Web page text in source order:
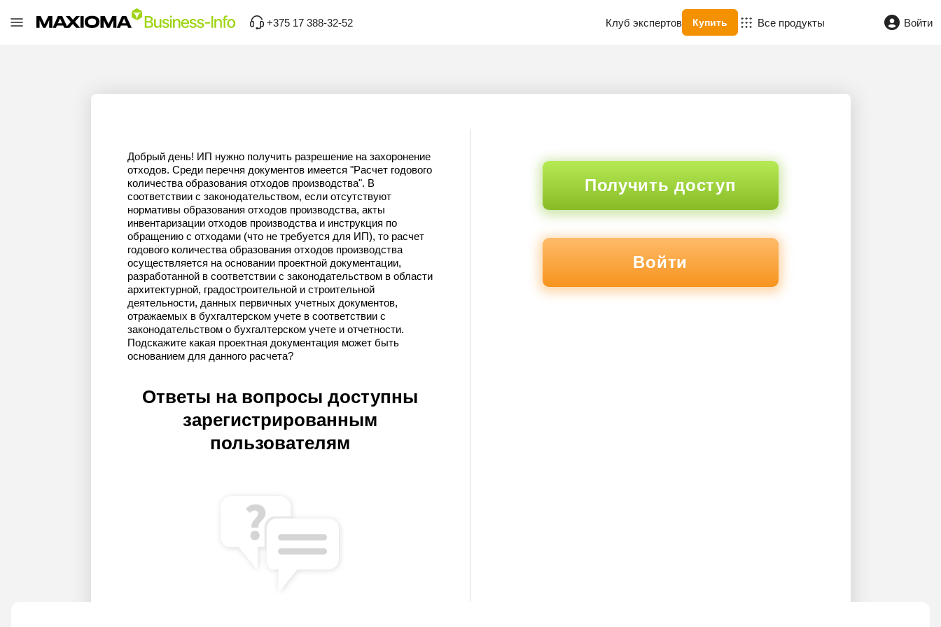
+375 17 388-32-52 Клуб экспертов Купить Все продукты Войти
Добрый день! ИП нужно получить разрешение на захоронение
отходов. Среди перечня документов имеется "Расчет годового
количества образования отходов производства". В
соответствии с законодательством, если отсутствуют
нормативы образования отходов производства, акты
инвентаризации отходов производства и инструкция по
обращению с отходами (что не требуется для ИП), то расчет
годового количества образования отходов производства
осуществляется на основании проектной документации,
разработанной в соответствии с законодательством в области
архитектурной, градостроительной и строительной
деятельности, данных первичных учетных документов,
отражаемых в бухгалтерском учете в соответствии с
законодательством о бухгалтерском учете и отчетности.
Подскажите какая проектная документация может быть
основанием для данного расчета?
Ответы на вопросы доступны
зарегистрированным
пользователям
Получить доступ
Войти